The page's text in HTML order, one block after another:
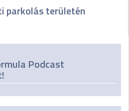
parkolás területén
Podcast